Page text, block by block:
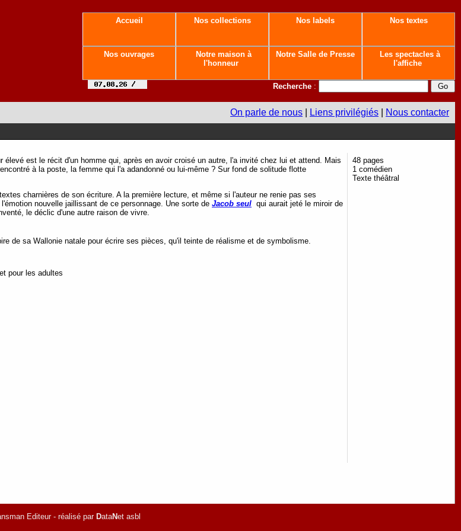
Accueil Nos collections Nos labels Nos textes
Nos ouvrages
Notre maison à
l'honneur
Notre Salle de Presse
Les spectacles à
l'affiche
Recherche :
On parle de nous Liens privilégiés Nous contacter
élevé est le récit d'un homme qui, après en avoir croisé un autre, l'a invité chez lui et attend. Mais
à la poste, la femme qui l'a adandonné ou lui-même ? Sur fond de solitude flotte
charnières de son écriture. A la première lecture, et même si l'auteur ne renie pas ses
nouvelle jaillissant de ce personnage. Une sorte de Jacob seul qui aurait jeté le miroir de
le déclic d'une autre raison de vivre.
de sa Wallonie natale pour écrire ses pièces, qu'il teinte de réalisme et de symbolisme.
pour les adultes
48 pages
1 comédien
Texte théâtral
Editeur - réalisé par DataNet asbl